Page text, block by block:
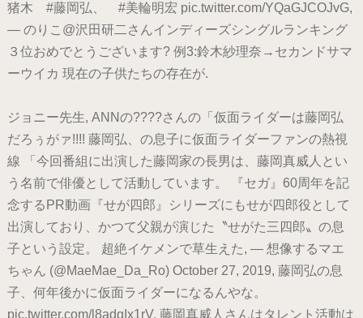
猪木 #藤岡弘、 #美輪明宏 pic.twitter.com/YQaGJCOJvG,
— のりこ@沢田研二さんインディーズシングルランキング
３位おめでとうございます? 例3:鈴木紗理奈→セカンドサマ
ーウイカ 現在の子供たちの存在が.
ジョニー先生, ANNの????さんの「仮面ライダーは藤岡弘
だろぅがァ!!!! 藤岡弘、の息子に仮面ライダーファンの熱視
線 「今回番組に出演した藤岡家の長男は、藤岡真威人とい
う名前で俳優として活動しています。 『セガ』60周年を記
念するPR動画『せが四郎』シリーズにもせが四郎役として
出演しており、かつて父親が演じた〝せがた三四郎〟の息
子という設定。 超絶イケメンで草生えた, — 想像するマエ
ちゃん (@MaeMae_Da_Ro) October 27, 2019, 藤岡弘の息
子、何年後かに仮面ライダーになるんやな。
pic.twitter.com/l8adqIx1rV, 藤岡真威人さんはタレント活動は